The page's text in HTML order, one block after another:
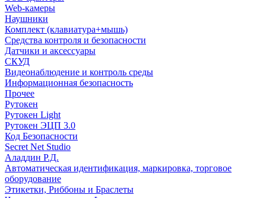
Web-камеры
Наушники
Комплект (клавиатура+мышь)
Средства контроля и безопасности
Датчики и аксессуары
СКУД
Видеонаблюдение и контроль среды
Информационная безопасность
Прочее
Рутокен
Рутокен Light
Рутокен ЭЦП 3.0
Код Безопасности
Secret Net Studio
Аладдин Р.Д.
Автоматическая идентификация, маркировка, торговое
оборудование
Этикетки, Риббоны и Браслеты